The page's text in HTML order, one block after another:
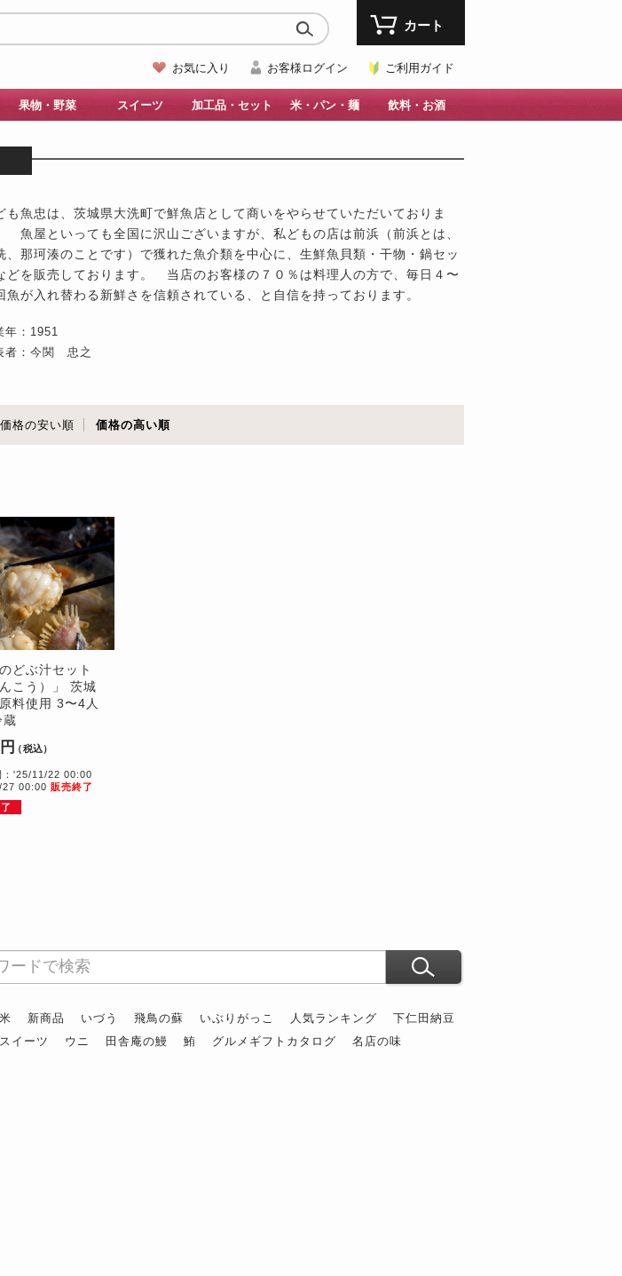
お気に入り お客様ログイン ご利用ガイド
カート
果物・野菜 スイーツ 加工品・セット 米・パン・麺 飲料・お酒
も魚忠は、茨城県大洗町で鮮魚店として商いをやらせていただいておりま
魚屋といっても全国に沢山ございますが、私どもの店は前浜（前浜とは、
、那珂湊のことです）で獲れた魚介類を中心に、生鮮魚貝類・干物・鍋セッ
どを販売しております。 当店のお客様の７０％は料理人の方で、毎日４〜
魚が入れ替わる新鮮さを信頼されている、と自信を持っております。
年：1951
者：今関 忠之
価格の安い順 価格の高い順
のどぶ汁セット
んこう）」 茨城
料使用 3〜4人
（税込）
：'25/11/22 00:00
27 00:00 販売終了
米 新商品 いづう 飛鳥の蘇 いぶりがっこ 人気ランキング
下仁田納豆
スイーツ ウニ 田舎庵の鰻 鮪 グルメギフトカタログ 名店の味